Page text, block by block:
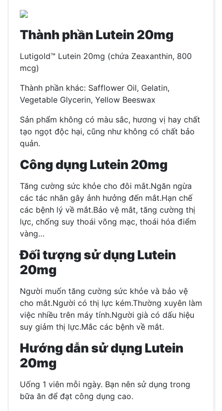
Thành phần Lutein 20mg
Lutigold™ Lutein 20mg (chứa Zeaxanthin, 800
mcg)
Thành phần khác: Safflower Oil, Gelatin,
Vegetable Glycerin, Yellow Beeswax
Sản phẩm không có màu sắc, hương vị hay chất
tạo ngọt độc hại, cũng như không có chất bảo
quản.
Công dụng Lutein 20mg
Tăng cường sức khỏe cho đôi mắt.Ngăn ngừa
các tác nhân gây ảnh hưởng đến mắt.Hạn chế
các bệnh lý về mắt.Bảo vệ mắt, tăng cường thị
lực, chống suy thoái võng mạc, thoái hóa điểm
vàng…
Đối tượng sử dụng Lutein
20mg
Người muốn tăng cường sức khỏe và bảo vệ
cho mắt.Người có thị lực kém.Thường xuyên làm
việc nhiều trên máy tính.Người già có dấu hiệu
suy giảm thị lực.Mắc các bệnh về mắt.
Hướng dẫn sử dụng Lutein
20mg
Uống 1 viên mỗi ngày. Bạn nên sử dụng trong
bữa ăn để đạt công dụng cao.